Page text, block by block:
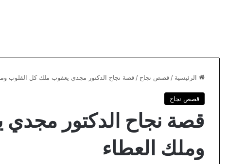
الرئيسية / قصص نجاح / قصة نجاح الدكتور مجدي يعقوب ملك كل القلوب
قصص نجاح
قصة نجاح الدكتور
وملك العطاء